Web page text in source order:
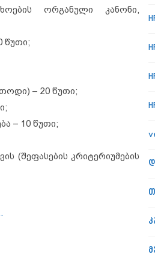
ორგანული კანონი,
წუთი;
– 20 წუთი;
– 10 წუთი;
(შეფასების კრიტერიუმების